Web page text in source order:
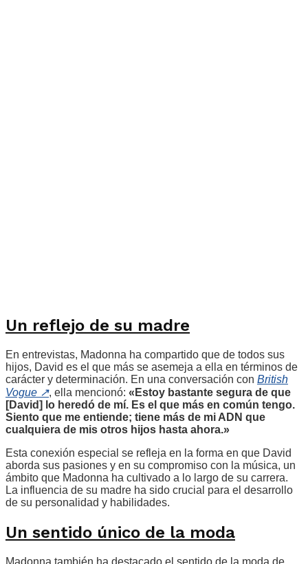
Un reflejo de su madre
En entrevistas, Madonna ha compartido que de todos sus
hijos, David es el que más se asemeja a ella en términos de
carácter y determinación. En una conversación con British
Vogue ↗, ella mencionó: «Estoy bastante segura de que
[David] lo heredó de mí. Es el que más en común tengo.
Siento que me entiende; tiene más de mi ADN que
cualquiera de mis otros hijos hasta ahora.»
Esta conexión especial se refleja en la forma en que David
aborda sus pasiones y en su compromiso con la música, un
ámbito que Madonna ha cultivado a lo largo de su carrera.
La influencia de su madre ha sido crucial para el desarrollo
de su personalidad y habilidades.
Un sentido único de la moda
Madonna también ha destacado el sentido de la moda de